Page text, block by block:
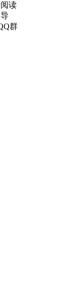
读
群